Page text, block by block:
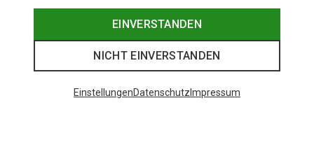
EINVERSTANDEN
NICHT EINVERSTANDEN
EinstellungenDatenschutz Impressum